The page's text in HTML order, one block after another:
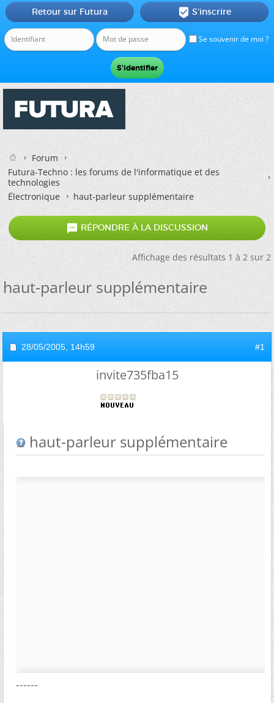
Se souvenir de moi ?
Retour sur Futura  S'inscrire
Forum
Futura-Techno : les forums de l'informatique et des
technologies
Électronique
haut-parleur supplémentaire
 RÉPONDRE À LA DISCUSSION
Affichage des résultats 1 à 2 sur 2
haut-parleur supplémentaire
28/05/2005, 14h59 #1
invite735fba15
haut-parleur supplémentaire
------